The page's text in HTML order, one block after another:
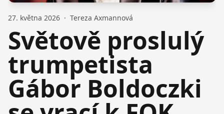
27. května 2026 · Tereza Axmannová
Světově proslulý
trumpetista
Gábor Boldoczki